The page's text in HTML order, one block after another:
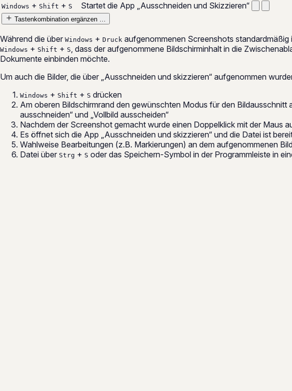
Windows + Shift + S Startet die App „Ausschneiden und Skizzieren“
Tastenkombination ergänzen …
Während die über Windows + Druck aufgenommenen Screenshots
Windows + Shift + S, dass der aufgenommene Bildschirminhalt in die
Dokumente einbinden möchte.
Um auch die Bilder, die über „Ausschneiden und skizzieren“ aufgenommen
Windows + Shift + S drücken
Am oberen Bildschirmrand den gewünschten Modus für den Bildausschnitt
ausschneiden“ und „Vollbild ausscheiden“
Nachdem der Screenshot gemacht wurde einen Doppelklick mit der Maus
Es öffnet sich die App „Ausschneiden und skizzieren“ und die Datei ist
Wahlweise Bearbeitungen (z.B. Markierungen) an dem aufgenommenen
Datei über Strg + S oder das Speichern-Symbol in der Programmleiste in